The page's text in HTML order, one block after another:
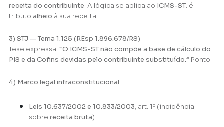
receita do contribuinte. A lógica se aplica ao ICMS-ST: é
tributo alheio à sua receita.
3) STJ — Tema 1.125 (REsp 1.896.678/RS)
Tese expressa: “O ICMS-ST não compõe a base de cálculo do
PIS e da Cofins devidas pelo contribuinte substituído.” Ponto.
4) Marco legal infraconstitucional
Leis 10.637/2002 e 10.833/2003, art. 1º (incidência
sobre receita bruta).